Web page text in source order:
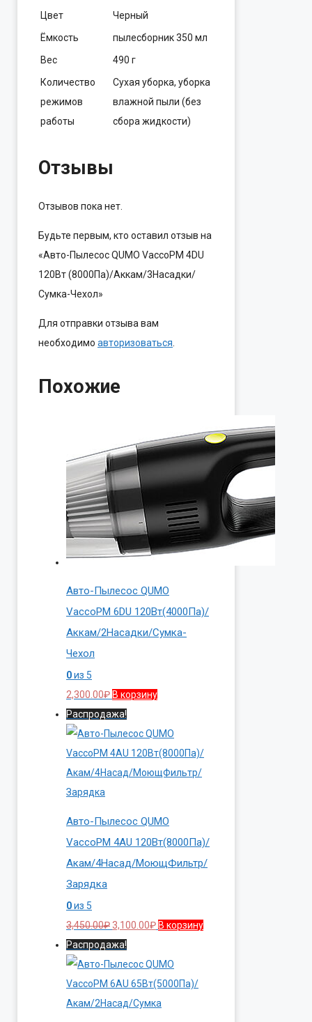
Цвет
Черный
Ёмкость
пылесборник 350 мл
Вес
490 г
Количество
режимов
работы
Сухая уборка, уборка
влажной пыли (без
сбора жидкости)
Отзывы
Отзывов пока нет.
Будьте первым, кто оставил отзыв на
«Авто-Пылесос QUMO VaccoPM 4DU
120Вт (8000Па)/Аккам/3Насадки/
Сумка-Чехол»
Для отправки отзыва вам
необходимо авторизоваться
Похожие
Авто-Пылесос QUMO
VaccoPM 6DU 120Вт(4000Па)/
Аккам/2Насадки/Сумка-
Чехол
0из 5
2,300.00₽ В корзину
Распродажа!
Авто-Пылесос QUMO
VaccoPM 4AU 120Вт(8000Па)/
Акам/4Насад/МоющФильтр/
Зарядка
0из 5
3,450.00₽ Первоначальная
цена
составляла
3,450.00₽.
3,100.00₽Текущая
3,100.00₽.
В корзину
Распродажа!